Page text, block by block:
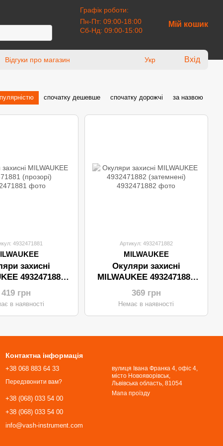
Графік роботи:
Пн-Пт: 09:00-18:00
Сб-Нд: 09:00-15:00
Мій кошик
Відгуки про магазин Укр Вхід
спочатку дешевше спочатку дорожчі за назвою
4932471881
захисні
4932471881
(прозорі)
419 грн
в наявності
Артикул: 4932471882
MILWAUKEE
Окуляри захисні
MILWAUKEE 4932471882
(затемнені)
369 грн
Немає в наявності
Контактна інформація
+38 068 883 64 33
Передзвонити вам?
+38 (068) 033 54 00
+38 (068) 033 54 00
info@vash-instrument.com
вулиця Івана Франка 4, офіс 4,
місто Новояворівськ,
Львівська область, 81054​​​​​​​
Мапа проїзду